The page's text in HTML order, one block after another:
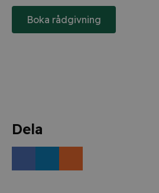
Boka rådgivning
Dela